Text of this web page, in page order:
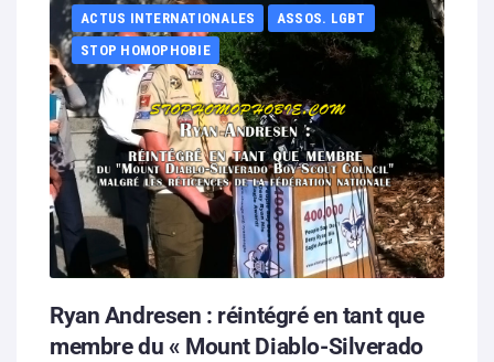
ACTUS INTERNATIONALES
ASSOS. LGBT
STOP HOMOPHOBIE
Ryan Andresen : réintégré en tant que
membre du « Mount Diablo-Silverado